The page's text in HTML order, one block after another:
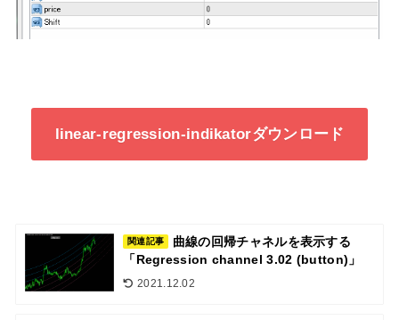
linear-regression-indikatorダウンロード
関連記事
曲線の回帰チャネルを表示する
「Regression channel 3.02 (button)」
2021.12.02